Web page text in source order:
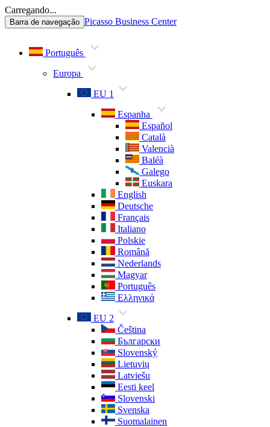
Carregando...
Barra de navegação Picasso Business Center
Português
Europa
EU 1
Espanha
Español
Català
Valencià
Baléà
Galego
Euskara
English
Deutsche
Français
Italiano
Polskie
Română
Nederlands
Magyar
Português
Ελληνικά
EU 2
Čeština
Български
Slovenský
Lietuvių
Latviešu
Eesti keel
Slovenski
Svenska
Suomalainen